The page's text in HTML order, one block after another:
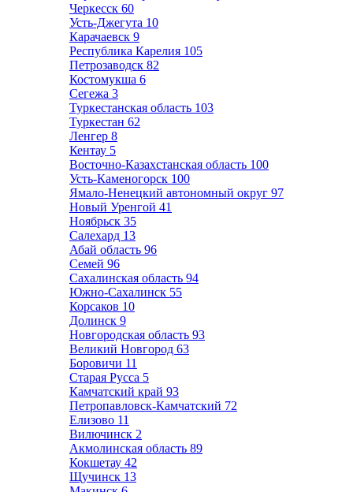
Черкесск 60
Усть-Джегута 10
Карачаевск 9
Республика Карелия 105
Петрозаводск 82
Костомукша 6
Сегежа 3
Туркестанская область 103
Туркестан 62
Ленгер 8
Кентау 5
Восточно-Казахстанская область 100
Усть-Каменогорск 100
Ямало-Ненецкий автономный округ 97
Новый Уренгой 41
Ноябрьск 35
Салехард 13
Абай область 96
Семей 96
Сахалинская область 94
Южно-Сахалинск 55
Корсаков 10
Долинск 9
Новгородская область 93
Великий Новгород 63
Боровичи 11
Старая Русса 5
Камчатский край 93
Петропавловск-Камчатский 72
Елизово 11
Вилючинск 2
Акмолинская область 89
Кокшетау 42
Щучинск 13